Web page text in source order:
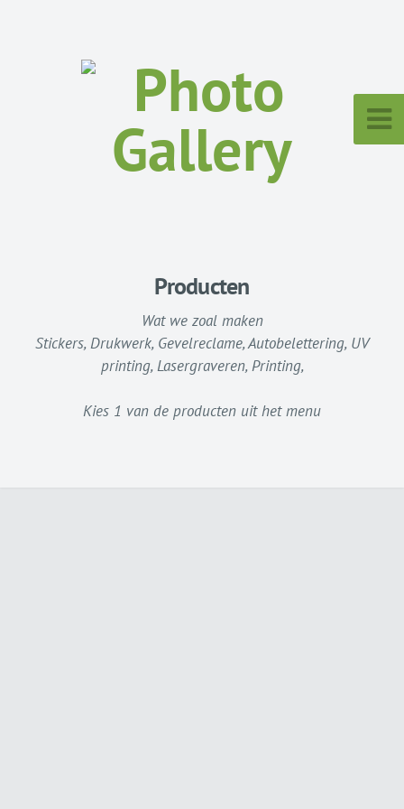
Producten
Wat we zoal maken
Stickers, Drukwerk, Gevelreclame, Autobelettering, UV
printing, Lasergraveren, Printing,
Kies 1 van de producten uit het menu